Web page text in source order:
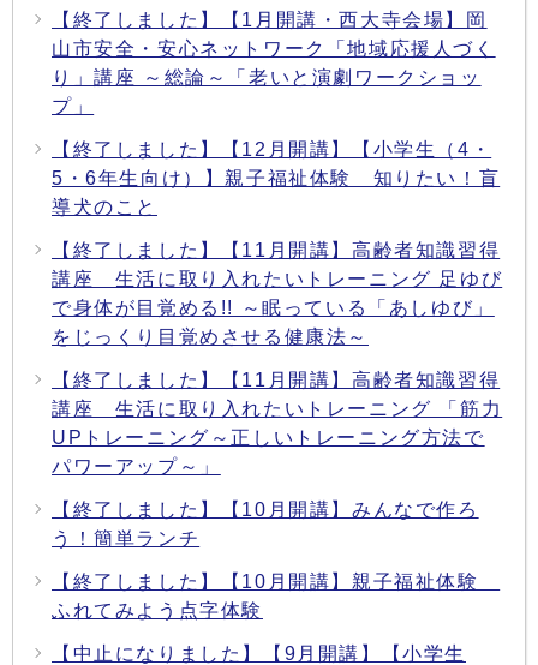
【終了しました】【1月開講・西大寺会場】岡
山市安全・安心ネットワーク「地域応援人づく
り」講座 ～総論～「老いと演劇ワークショッ
プ」
【終了しました】【12月開講】【小学生（4・
5・6年生向け）】親子福祉体験 知りたい！盲
導犬のこと
【終了しました】【11月開講】高齢者知識習得
講座 生活に取り入れたいトレーニング 足ゆび
で身体が目覚める!! ～眠っている「あしゆび」
をじっくり目覚めさせる健康法～
【終了しました】【11月開講】高齢者知識習得
講座 生活に取り入れたいトレーニング 「筋力
UPトレーニング～正しいトレーニング方法で
パワーアップ～」
【終了しました】【10月開講】みんなで作ろ
う！簡単ランチ
【終了しました】【10月開講】親子福祉体験
ふれてみよう点字体験
【中止になりました】【9月開講】【小学生